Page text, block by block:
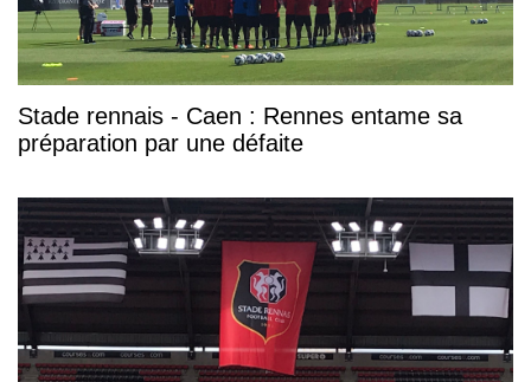
Stade rennais - Caen : Rennes entame sa
préparation par une défaite